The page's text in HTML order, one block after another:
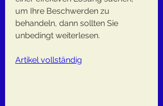
um Ihre Beschwerden zu
behandeln, dann sollten Sie
unbedingt weiterlesen.
Artikel vollständig